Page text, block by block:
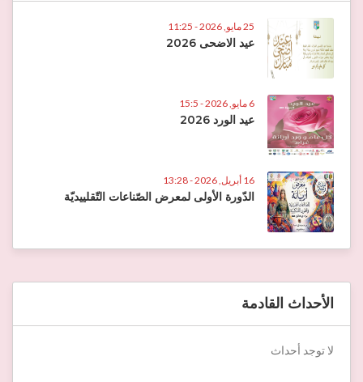
25 مايو, 2026 - 11:25
عيد الاضحى 2026
6 مايو, 2026 - 15:5
عيد الورد 2026
16 أبريل, 2026 - 13:28
الدّورة الأولى لمعرض الصّناعات التّقلييديّة
الأحداث القادمة
لا توجد أحداث